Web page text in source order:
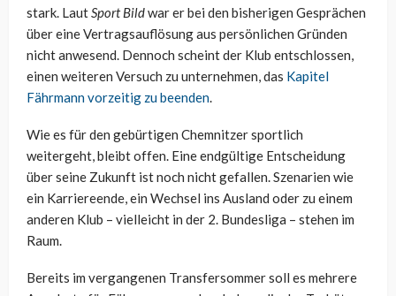
stark. LautSport Bildwar er bei den bisherigen Gesprächen
über eine Vertragsauflösung aus persönlichen Gründen
nicht anwesend. Dennoch scheint der Klub entschlossen,
einen weiteren Versuch zu unternehmen, das Kapitel
Fährmann vorzeitig zu beenden.
Wie es für den gebürtigen Chemnitzer sportlich
weitergeht, bleibt offen. Eine endgültige Entscheidung
über seine Zukunft ist noch nicht gefallen. Szenarien wie
ein Karriereende, ein Wechsel ins Ausland oder zu einem
anderen Klub – vielleicht in der 2. Bundesliga – stehen im
Raum.
Bereits im vergangenen Transfersommer soll es mehrere